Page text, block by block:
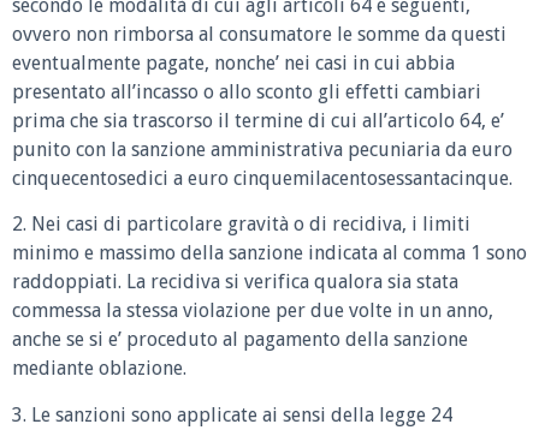
secondo le modalità di cui agli articoli 64 e seguenti,
ovvero non rimborsa al consumatore le somme da questi
eventualmente pagate, nonche’ nei casi in cui abbia
presentato all’incasso o allo sconto gli effetti cambiari
prima che sia trascorso il termine di cui all’articolo 64, e’
punito con la sanzione amministrativa pecuniaria da euro
cinquecentosedici a euro cinquemilacentosessantacinque.
2. Nei casi di particolare gravità o di recidiva, i limiti
minimo e massimo della sanzione indicata al comma 1 sono
raddoppiati. La recidiva si verifica qualora sia stata
commessa la stessa violazione per due volte in un anno,
anche se si e’ proceduto al pagamento della sanzione
mediante oblazione.
3. Le sanzioni sono applicate ai sensi della legge 24